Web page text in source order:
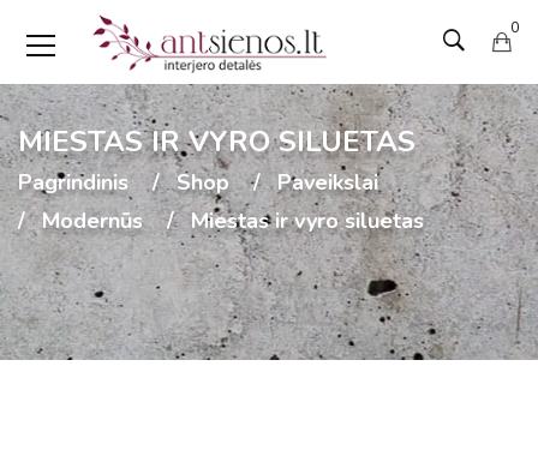
0
MIESTAS IR VYRO SILUETAS
Pagrindinis Shop
Paveikslai
Modernūs
Miestas ir vyro siluetas